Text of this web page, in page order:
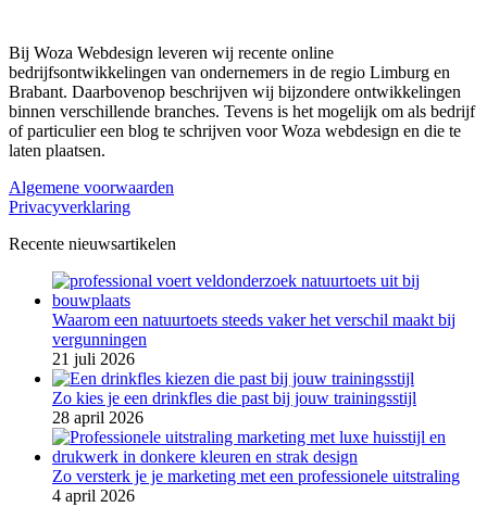
Bij Woza Webdesign leveren wij recente online
bedrijfsontwikkelingen van ondernemers in de regio Limburg en
Brabant. Daarbovenop beschrijven wij bijzondere ontwikkelingen
binnen verschillende branches. Tevens is het mogelijk om als bedrijf
of particulier een blog te schrijven voor Woza webdesign en die te
laten plaatsen.
Algemene voorwaarden
Privacyverklaring
Recente nieuwsartikelen
Waarom een natuurtoets steeds vaker het verschil maakt bij
vergunningen
21 juli 2026
Zo kies je een drinkfles die past bij jouw trainingsstijl
28 april 2026
Zo versterk je je marketing met een professionele uitstraling
4 april 2026